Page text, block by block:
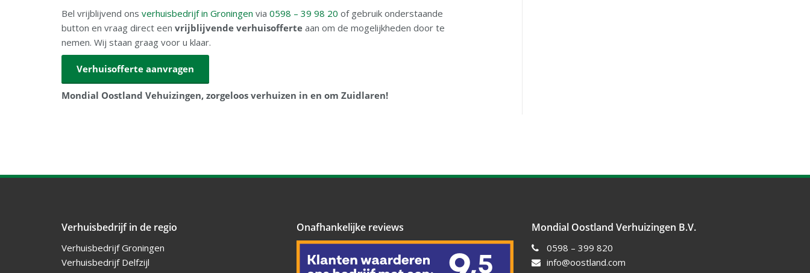
Bel vrijblijvend ons verhuisbedrijf in Groningen via 0598 – 39 98 20 of gebruik onderstaande
button en vraag direct een vrijblijvende verhuisofferte aan om de mogelijkheden door te
nemen. Wij staan graag voor u klaar.
Verhuisofferte aanvragen
Mondial Oostland Vehuizingen, zorgeloos verhuizen in en om Zuidlaren!
Verhuisbedrijf in de regio
Verhuisbedrijf Groningen
Verhuisbedrijf Delfzijl
Onafhankelijke reviews Mondial Oostland Verhuizingen B.V.
0598 – 399 820
info@oostland.com